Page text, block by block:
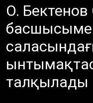
О. Бектенов
талқылады